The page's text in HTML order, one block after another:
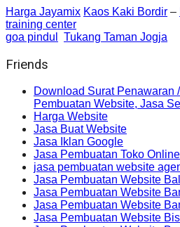
Harga Jayamix Kaos Kaki Bordir –
training center
goa pindul
Tukang Taman Jogja
Friends
Download Surat Penawaran
Pembuatan Website, Jasa
Harga Website
Jasa Buat Website
Jasa Iklan Google
Jasa Pembuatan Toko Online
jasa pembuatan website
Jasa Pembuatan Website
Jasa Pembuatan Website
Jasa Pembuatan Website
Jasa Pembuatan Website